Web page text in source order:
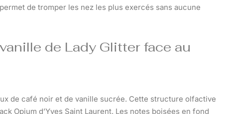
de tromper les nez les plus exercés sans aucune
de Lady Glitter face au
de café noir et de vanille sucrée. Cette structure olfactive
Opium d’Yves Saint Laurent. Les notes boisées en fond